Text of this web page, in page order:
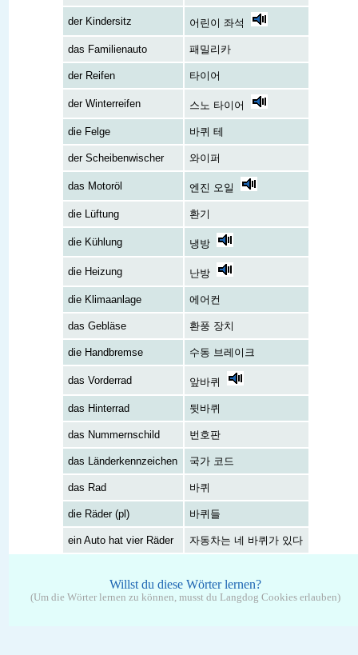
der Kindersitz 어린이 좌석
das Familienauto 패밀리카
der Reifen 타이어
der Winterreifen 스노 타이어
die Felge 바퀴 테
der Scheibenwischer 와이퍼
das Motoröl 엔진 오일
die Lüftung 환기
die Kühlung 냉방
die Heizung 난방
die Klimaanlage 에어컨
das Gebläse 환풍 장치
die Handbremse 수동 브레이크
das Vorderrad 앞바퀴
das Hinterrad 뒷바퀴
das Nummernschild 번호판
das Länderkennzeichen 국가 코드
das Rad 바퀴
die Räder (pl) 바퀴들
ein Auto hat vier Räder 자동차는 네 바퀴가 있다
Willst du diese Wörter lernen?
(Um die Wörter lernen zu können, musst du Langdog Cookies erlauben)